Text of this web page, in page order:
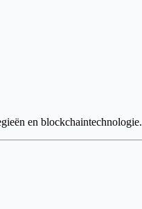
en blockchaintechnologie.